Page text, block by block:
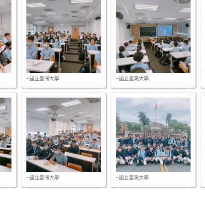
-國立臺灣大學 -國立臺灣大學
-國立臺灣大學 -國立臺灣大學